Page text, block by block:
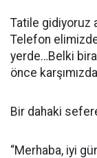
Tatile gidiyoruz
Telefon
yerde…Belki
önce
Bir dahaki
“Merhaba, iyi